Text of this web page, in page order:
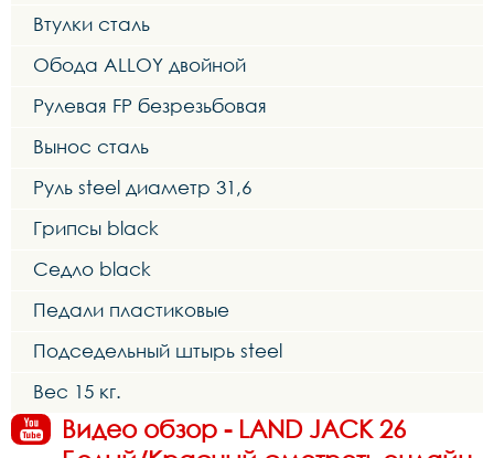
Втулки сталь
Обода ALLOY двойной
Рулевая FP безрезьбовая
Вынос сталь
Руль steel диаметр 31,6
Грипсы black
Седло black
Педали пластиковые
Подседельный штырь steel
Вес 15 кг.
Видео обзор - LAND JACK 26